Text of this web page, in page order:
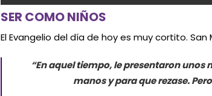
SER COMO NIÑOS
El Evangelio del día de hoy es muy cortito.
“En aquel tiempo, le presentaron unos
manos y para que rezase.